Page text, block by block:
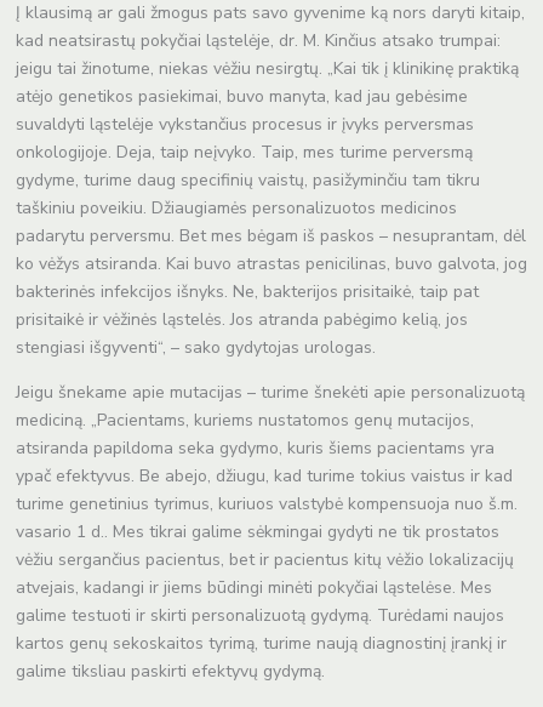
Į klausimą ar gali žmogus pats savo gyvenime ką nors daryti kitaip,
kad neatsirastų pokyčiai ląstelėje, dr. M. Kinčius atsako trumpai:
jeigu tai žinotume, niekas vėžiu nesirgtų. „Kai tik į klinikinę praktiką
atėjo genetikos pasiekimai, buvo manyta, kad jau gebėsime
suvaldyti ląstelėje vykstančius procesus ir įvyks perversmas
onkologijoje. Deja, taip neįvyko. Taip, mes turime perversmą
gydyme, turime daug specifinių vaistų, pasižyminčiu tam tikru
taškiniu poveikiu. Džiaugiamės personalizuotos medicinos
padarytu perversmu. Bet mes bėgam iš paskos – nesuprantam, dėl
ko vėžys atsiranda. Kai buvo atrastas penicilinas, buvo galvota, jog
bakterinės infekcijos išnyks. Ne, bakterijos prisitaikė, taip pat
prisitaikė ir vėžinės ląstelės. Jos atranda pabėgimo kelią, jos
stengiasi išgyventi“, – sako gydytojas urologas.
Jeigu šnekame apie mutacijas – turime šnekėti apie personalizuotą
mediciną. „Pacientams, kuriems nustatomos genų mutacijos,
atsiranda papildoma seka gydymo, kuris šiems pacientams yra
ypač efektyvus. Be abejo, džiugu, kad turime tokius vaistus ir kad
turime genetinius tyrimus, kuriuos valstybė kompensuoja nuo š.m.
vasario 1 d.. Mes tikrai galime sėkmingai gydyti ne tik prostatos
vėžiu sergančius pacientus, bet ir pacientus kitų vėžio lokalizacijų
atvejais, kadangi ir jiems būdingi minėti pokyčiai ląstelėse. Mes
galime testuoti ir skirti personalizuotą gydymą. Turėdami naujos
kartos genų sekoskaitos tyrimą, turime naują diagnostinį įrankį ir
galime tiksliau paskirti efektyvų gydymą.